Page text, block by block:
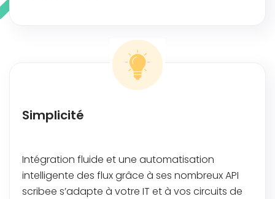
Simplicité
Intégration fluide et une automatisation
intelligente des flux grâce à ses nombreux API
scribee s’adapte à votre IT et à vos circuits de